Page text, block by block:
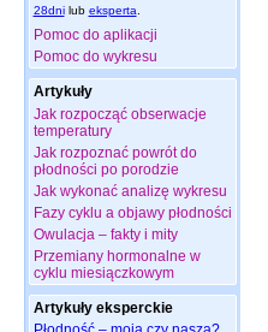
28dnilub eksperta
Pomoc do aplikacji
Pomoc do wykresu
Artykuły
Jak rozpocząć obserwacje
temperatury
Jak rozpoznać powrót do
płodności po porodzie
Jak wykonać analizę wykresu
Fazy cyklu a objawy płodności
Owulacja – fakty i mity
Przemiany hormonalne w
cyklu miesiączkowym
Artykuły eksperckie